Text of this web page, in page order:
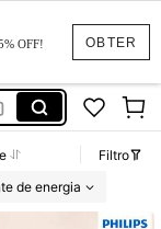
OBTER
OFF!
Filtro
de energia